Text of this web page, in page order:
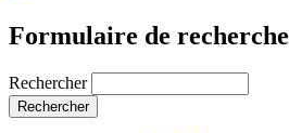
Formulaire de recherche
Rechercher
Rechercher